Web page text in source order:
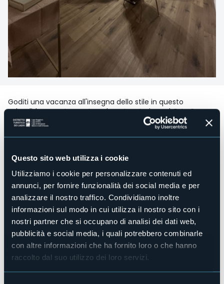
Questo sito web utilizza i cookie
Utilizziamo i cookie per personalizzare contenuti ed
annunci, per fornire funzionalità dei social media e per
analizzare il nostro traffico. Condividiamo inoltre
informazioni sul modo in cui utilizza il nostro sito con i
nostri partner che si occupano di analisi dei dati web,
pubblicità e social media, i quali potrebbero combinarle
con altre informazioni che ha fornito loro o che hanno
raccolto dal suo utilizzo dei loro servizi.
Goditi una vacanza all'insegna dello stile in questo
splendido appartamento nel centro storico ad Orta San
Giulio composto da sala da pranzo con cucina
completamente attrezzata, camera da letto matrimoniale
e bagno.
Fornito di biancheria da letto e asciugamani, wi-fi e due Tv
a schermo piatto
Accesso disabili
No
Centro benessere
No
Sala congressi
No
Piscina
No
Animali ammessi